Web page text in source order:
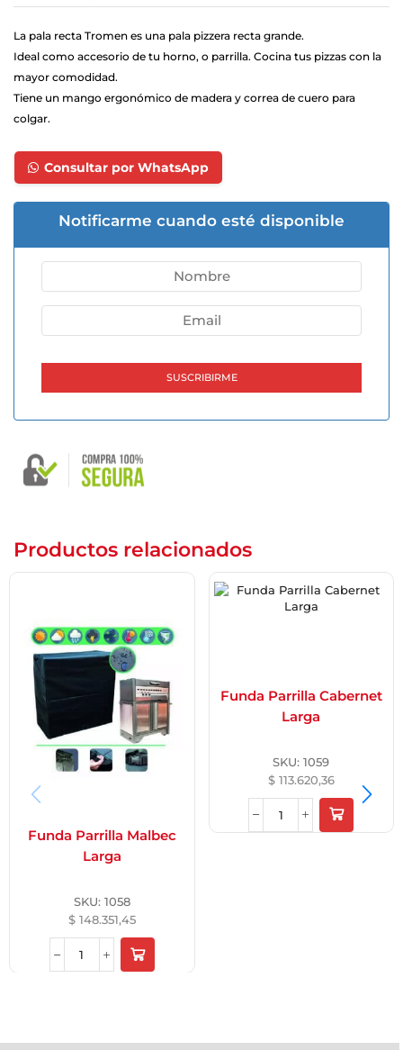
La pala recta Tromen es una pala pizzera recta grande.
Ideal como accesorio de tu horno, o parrilla. Cocina tus pizzas con la
mayor comodidad.
Tiene un mango ergonómico de madera y correa de cuero para
colgar.
Consultar por WhatsApp
Notificarme cuando esté disponible
Productos relacionados
Funda Parrilla Malbec
Larga
SKU: 1058
$148.351,45
Funda Parrilla Cabernet
Larga
SKU:1059
$113.620,36